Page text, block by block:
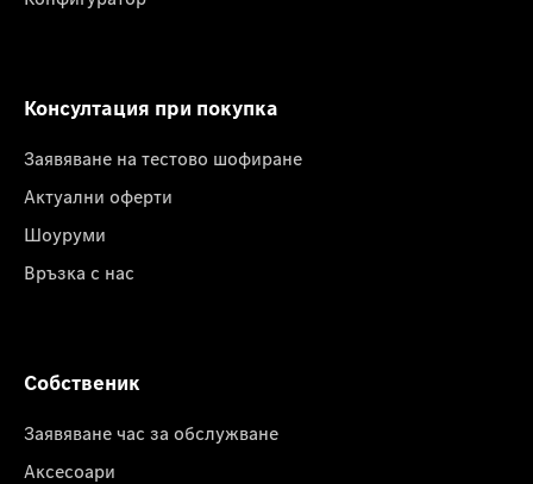
Консултация при покупка
Заявяване на тестово шофиране
Актуални оферти
Шоуруми
Връзка с нас
Собственик
Заявяване час за обслужване
Аксесоари